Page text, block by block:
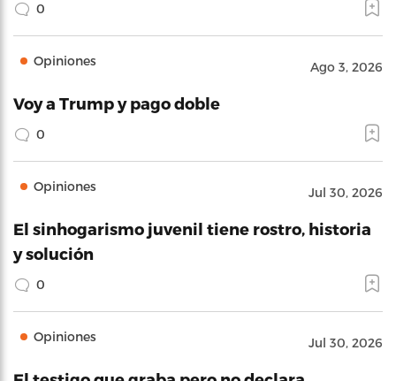
0
Opiniones Ago 3, 2026
Voy a Trump y pago doble
0
Opiniones Jul 30, 2026
El sinhogarismo juvenil tiene rostro, historia
y solución
0
Opiniones Jul 30, 2026